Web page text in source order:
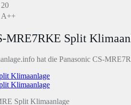
20
A++
MRE7RKE Split
hat die Panasonic CS-